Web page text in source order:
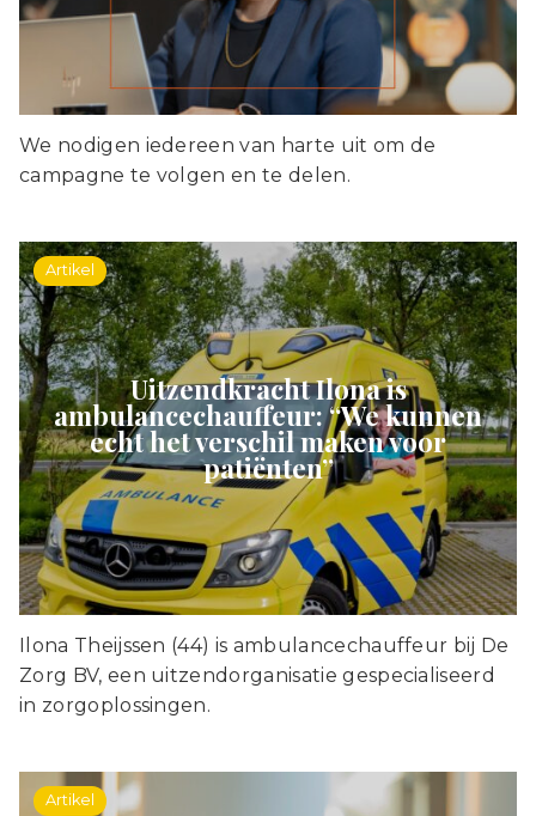
We nodigen iedereen van harte uit om de
campagne te volgen en te delen.
Artikel
Uitzendkracht Ilona is
ambulancechauffeur: “We kunnen
echt het verschil maken voor
patiënten”
Ilona Theijssen (44) is ambulancechauffeur bij De
Zorg BV, een uitzendorganisatie gespecialiseerd
in zorgoplossingen.
Artikel